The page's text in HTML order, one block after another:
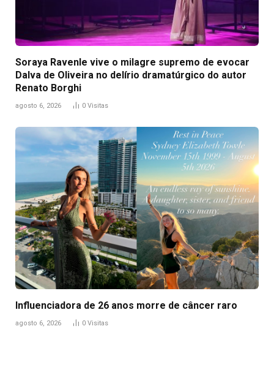
Soraya Ravenle vive o milagre supremo de evocar
Dalva de Oliveira no delírio dramatúrgico do autor
Renato Borghi
agosto 6, 2026 0 Visitas
Influenciadora de 26 anos morre de câncer raro
agosto 6, 2026 0 Visitas